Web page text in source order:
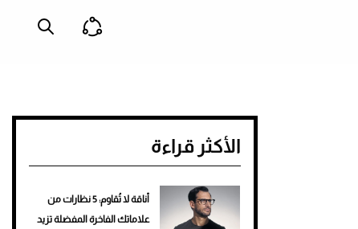
الأكثر قراءة
أناقة لا تُقاوم: 5 نظارات من
علاماتك الفاخرة المفضلة تزيد